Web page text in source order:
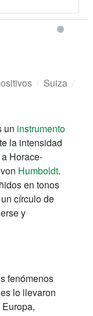
/ Suiza /
un instrumento
la intensidad
Horace-
Humboldt.
en tonos
círculo de
y
fenómenos
lo llevaron